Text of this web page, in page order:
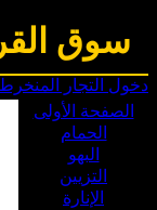
سوق
دخول التجار
الصفحة الأولى
الحمام
البهو
التزيين
الإنارة